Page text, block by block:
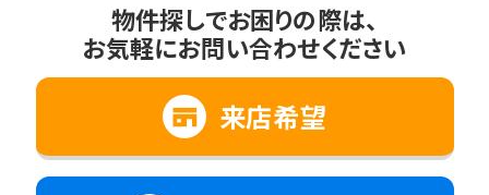
物件探しでお困りの際は、
お気軽にお問い合わせください
来店希望